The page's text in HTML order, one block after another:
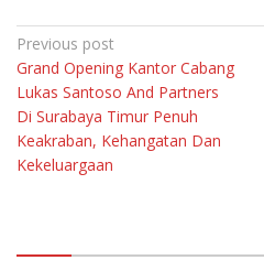
Navigasi
pos
Previous post
Grand Opening Kantor Cabang
Lukas Santoso And Partners
Di Surabaya Timur Penuh
Keakraban, Kehangatan Dan
Kekeluargaan